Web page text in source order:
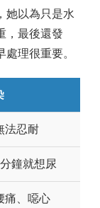
她以為只是水
，最後還發
理很重要。
法忍耐
鐘就想尿
痛、噁心